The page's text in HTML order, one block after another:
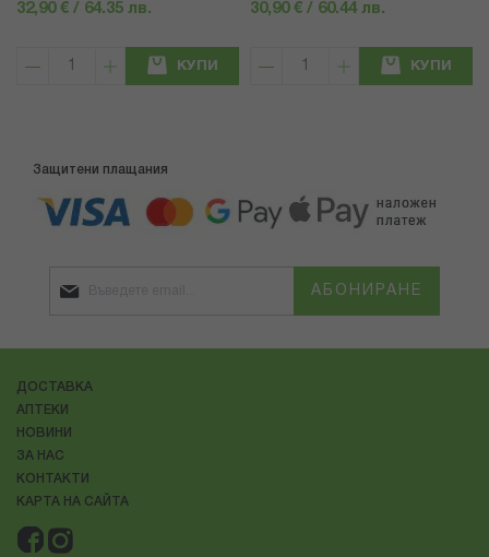
32,90 € / 64.35 лв.
КУПИ
30,90 € / 60.44 лв.
КУПИ
Защитени плащания
АБОНИРАНЕ
ДОСТАВКА
АПТЕКИ
НОВИНИ
ЗА НАС
КОНТАКТИ
КАРТА НА САЙТА